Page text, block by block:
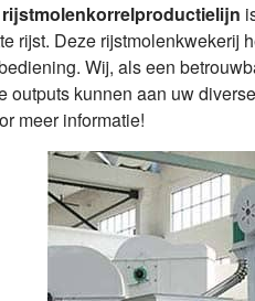
rijst. Deze rijstmolenkwekerij
Wij, als een
outputs kunnen aan uw
meer informatie!